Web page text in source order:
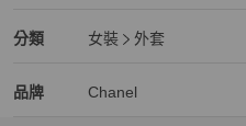
分類
Chanel 女裝分類資訊
女裝
外套
品牌
Chanel 精品女裝品牌介紹
Chanel
Chanel 推薦清單